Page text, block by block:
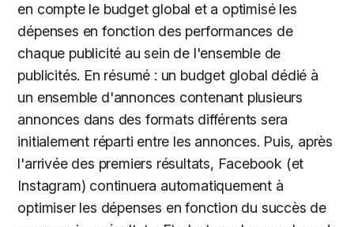
en compte le budget global et a optimisé les
dépenses en fonction des performances de
chaque publicité au sein de l'ensemble de
publicités. En résumé : un budget global dédié à
un ensemble d'annonces contenant plusieurs
annonces dans des formats différents sera
initialement réparti entre les annonces. Puis, après
l'arrivée des premiers résultats, Facebook (et
Instagram) continuera automatiquement à
optimiser les dépenses en fonction du succès de